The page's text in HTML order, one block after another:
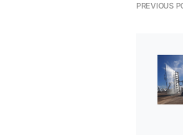
PREVIOUS